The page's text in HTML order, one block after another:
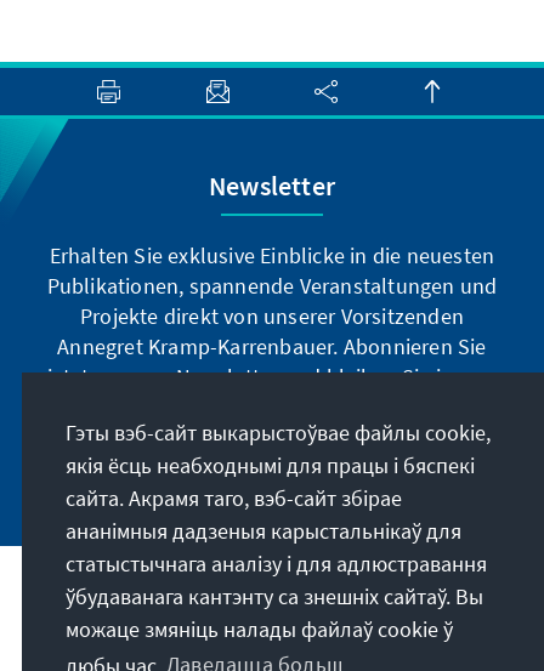
Newsletter
Erhalten Sie exklusive Einblicke in die neuesten
Publikationen, spannende Veranstaltungen und
Projekte direkt von unserer Vorsitzenden
Annegret Kramp-Karrenbauer. Abonnieren Sie
jetzt unseren Newsletter und bleiben Sie immer
Jetzt abonnieren
Наша місія
Гэты вэб-сайт выкарыстоўвае файлы cookie,
якія ёсць неабходнымі для працы і бяспекі
сайта. Акрамя таго, вэб-сайт збірае
ананімныя дадзеныя карыстальнікаў для
статыстычнага аналізу і для адлюстравання
ўбудаванага кантэнту са знешніх сайтаў. Вы
можаце змяніць налады файлаў cookie ў
любы час. Даведацца больш